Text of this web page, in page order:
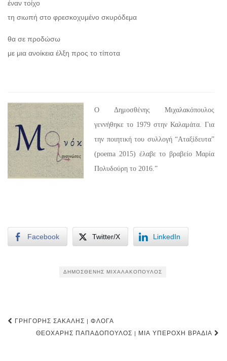
έναν τοίχο
τη σιωπή στο φρεσκοχυμένο σκυρόδεμα
θα σε προδώσω
με μια ανοίκεια έλξη προς το τίποτα
Ο Δημοσθένης Μιχαλακόπουλος
γεννήθηκε το 1979 στην Καλαμάτα. Για
την ποιητική του συλλογή “Αταξίδευτα”
(poema 2015) έλαβε το βραβείο Μαρία
Πολυδούρη το 2016.”
Facebook Twitter/X LinkedIn
ΔΗΜΟΣΘΈΝΗΣ ΜΙΧΑΛΑΚΌΠΟΥΛΟΣ
Post
navigation
ΓΡΗΓΌΡΗΣ ΣΑΚΑΛΉΣ | ΦΛΌΓΑ
ΘΕΟΧΆΡΗΣ ΠΑΠΑΔΌΠΟΥΛΟΣ | ΜΙΑ ΥΠΈΡΟΧΗ ΒΡΑΔΙΆ